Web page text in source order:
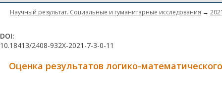
Научный результат. Социальные и гуманитарные исследования →
DOI:
10.18413/2408-932X-2021-7-3-0-11
Оценка результатов логико-